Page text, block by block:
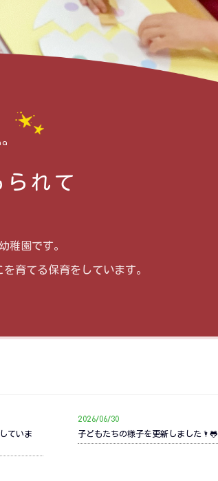
れて
稚園です。
育てる保育をしています。
ていま
2026/06/30
子どもたちの様子を更新しました🌂🐸